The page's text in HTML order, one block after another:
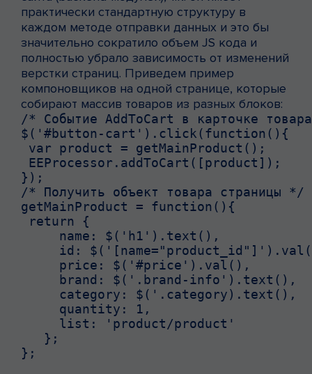
практически стандартную структуру в
каждом методе отправки данных и это бы
значительно сократило объем JS кода и
полностью убрало зависимость от изменений
верстки страниц. Приведем пример
компоновщиков на одной странице, которые
собирают массив товаров из разных блоков:
/* Событие AddToCart в карточке
$('#button-cart').click(function(){
var product = getMainProduct();
EEProcessor.addToCart([product]);
});
/* Получить объект товара страницы */
getMainProduct = function(){
return {
     name: $('h1').text(),
id:
     price: $('#price').val(),
     brand: $('.brand-info').text(),
     category: $('.category).text(),
     quantity: 1,
     list: 'product/product'
   };
};